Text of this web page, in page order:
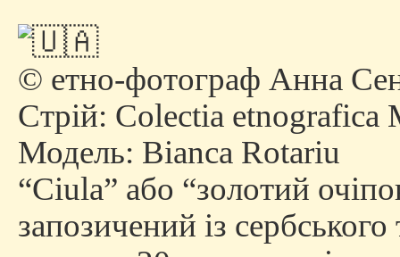
© етно-фотограф Анна
Стрій: Colectia etnografica
Модель: Bianca Rotariu
“Ciula” або “золотий
запозичений із